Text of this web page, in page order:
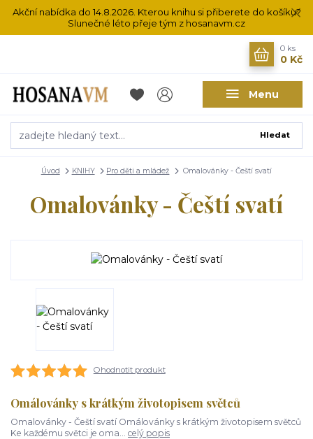
Akční nabídka do 14.8.2026. Kterou knihu si přiberete do košíku?
Slunečné léto přeje tým z hosanavm.cz
Menu
Hledat
0 ks
0 Kč
Úvod KNIHY Pro děti a mládež Omalovánky - Čeští svatí
Omalovánky - Čeští svatí
Ohodnotit produkt
Omálovánky s krátkým životopisem světců
Omalovánky - Čeští svatí Omálovánky s krátkým životopisem světců
Ke každému světci je oma... celý popis